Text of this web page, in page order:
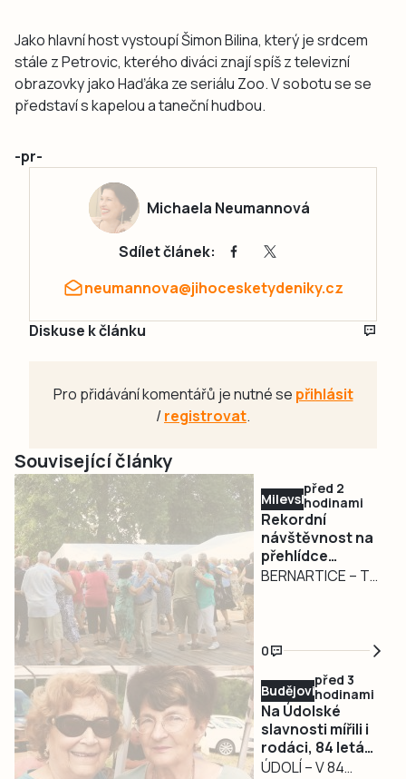
Jako hlavní host vystoupí Šimon Bilina, který je srdcem
stále z Petrovic, kterého diváci znají spíš z televizní
obrazovky jako Haďáka ze seriálu Zoo. V sobotu se se
představí s kapelou a taneční hudbou.
-pr-
Michaela Neumannová
Sdílet článek:
neumannova@jihocesketydeniky.cz
Diskuse k článku
Pro přidávání komentářů je nutné se přihlásit
/registrovat.
Související články
Milevsko
před 2
hodinami
Rekordní
návštěvnost na
přehlídce
dechovek v
naštvaní.
Dechovka
BERNARTICE – To
přehlídky
dechových hudeb
nečekali. V sobotu
8. srpna navštívilo
jejich akci přes
250 návštěvníků.
Tolik jich ještě
0
Budějovicko
před 3
hodinami
Na Údolské
slavnosti mířili i
rodáci, 84 letá
Jana Hlaváčová
ÚDOLÍ – V 84